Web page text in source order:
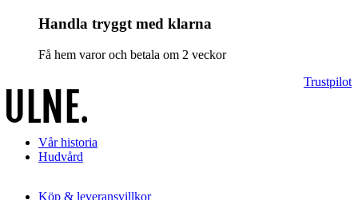
Handla tryggt med klarna
Få hem varor och betala om 2 veckor
Trustpilot
Vår historia
Hudvård
Köp & leveransvillkor